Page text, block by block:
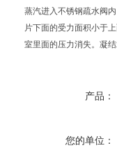
蒸汽进入不锈钢疏水阀
片下面的受力面积小于
室里面的压力消失。凝
产品：
您的单位：